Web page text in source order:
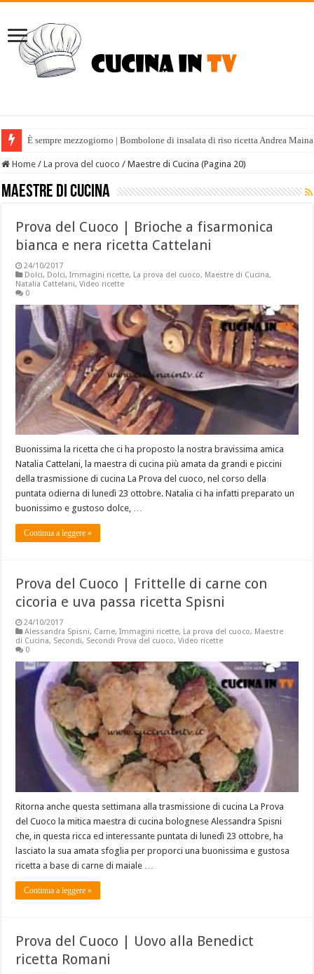
È sempre mezzogiorno | Bombolone di insalata di riso ricetta Andrea
Home / La prova del cuoco / Maestre di Cucina (Pagina 20)
Maestre di Cucina
Prova del Cuoco | Brioche a fisarmonica
bianca e nera ricetta Cattelani
24/10/2017
Dolci, Dolci,Immagini ricette, La prova del cuoco, Maestre di Cucina,
Natalia Cattelani,Video ricette
0
Buonissima la ricetta che ci ha proposto la nostra bravissima amica
Natalia Cattelani, la maestra di cucina più amata da grandi e piccini
della trasmissione di cucina La Prova del cuoco, nel corso della
puntata odierna di lunedì 23 ottobre. Natalia ci ha infatti preparato un
buonissimo e gustoso dolce, …
Continua a leggere »
Prova del Cuoco | Frittelle di carne con
cicoria e uva passa ricetta Spisni
24/10/2017
Alessandra Spisni, Carne,Immagini ricette, La prova del cuoco, Maestre
di Cucina, Secondi, Secondi Prova del cuoco,Video ricette
0
Ritorna anche questa settimana alla trasmissione di cucina La Prova
del Cuoco la mitica maestra di cucina bolognese Alessandra Spisni
che, in questa ricca ed interessante puntata di lunedì 23 ottobre, ha
lasciato la sua amata sfoglia per proporci una buonissima e gustosa
ricetta a base di carne di maiale …
Continua a leggere »
Prova del Cuoco | Uovo alla Benedict
ricetta Romani